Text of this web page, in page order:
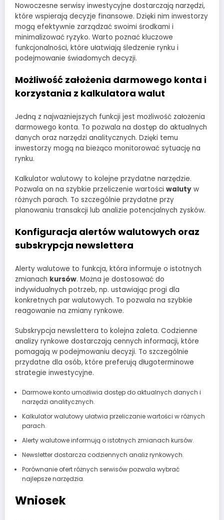
Nowoczesne serwisy inwestycyjne dostarczają narzędzi,
które wspierają decyzje finansowe. Dzięki nim inwestorzy
mogą efektywnie zarządzać swoimi środkami i
minimalizować ryzyko. Warto poznać kluczowe
funkcjonalności, które ułatwiają śledzenie rynku i
podejmowanie świadomych decyzji.
Możliwość założenia darmowego konta i
korzystania z kalkulatora walut
Jedną z najważniejszych funkcji jest możliwość założenia
darmowego konta. To pozwala na dostęp do aktualnych
danych oraz narzędzi analitycznych. Dzięki temu
inwestorzy mogą na bieżąco monitorować sytuację na
rynku.
Kalkulator walutowy to kolejne przydatne narzędzie.
Pozwala on na szybkie przeliczenie wartości waluty w
różnych parach. To szczególnie przydatne przy
planowaniu transakcji lub analizie potencjalnych zysków.
Konfiguracja alertów walutowych oraz
subskrypcja newslettera
Alerty walutowe to funkcja, która informuje o istotnych
zmianach kursów. Można je dostosować do
indywidualnych potrzeb, np. ustawiając progi dla
konkretnych par walutowych. To pozwala na szybkie
reagowanie na zmiany rynkowe.
Subskrypcja newslettera to kolejna zaleta. Codzienne
analizy rynkowe dostarczają cennych informacji, które
pomagają w podejmowaniu decyzji. To szczególnie
przydatne dla osób, które preferują długoterminowe
strategie inwestycyjne.
Darmowe konto umożliwia dostęp do aktualnych danych i
narzędzi analitycznych.
Kalkulator walutowy ułatwia przeliczanie wartości w różnych
parach.
Alerty walutowe informują o istotnych zmianach kursów.
Newsletter dostarcza codziennych analiz rynkowych.
Porównanie ofert różnych serwisów pozwala wybrać
najlepsze narzędzia.
Wniosek